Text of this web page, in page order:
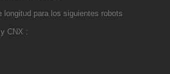
longitud para los siguientes robots
CNX :